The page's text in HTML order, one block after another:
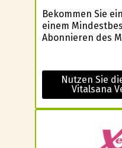
Bekommen Sie
einem
Abonnieren des
Nutzen Sie
Vitalsana